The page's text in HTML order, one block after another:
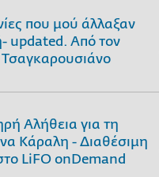
που μού άλλαξαν
updated. Aπό τον
Αλήθεια για τη
Κάραλη - Διαθέσιμη
LiFO onDemand